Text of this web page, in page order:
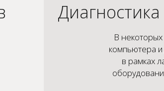
В некоторых
компьютера
в рамках